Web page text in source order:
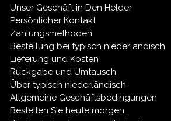
Unser Geschäft in Den Helder
Persönlicher Kontakt
Zahlungsmethoden
Bestellung bei typisch niederländisch
Lieferung und Kosten
Rückgabe und Umtausch
Über typisch niederländisch
Allgemeine Geschäftsbedingungen
Bestellen Sie heute morgen.